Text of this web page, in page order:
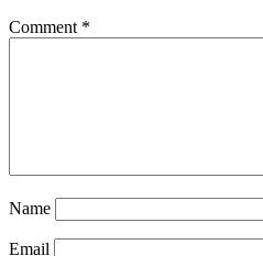
Comment *
Name
Email